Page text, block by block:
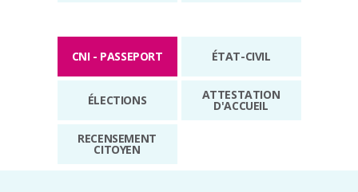
CNI - PASSEPORT ÉTAT-CIVIL
ÉLECTIONS ATTESTATION
D'ACCUEIL
RECENSEMENT
CITOYEN